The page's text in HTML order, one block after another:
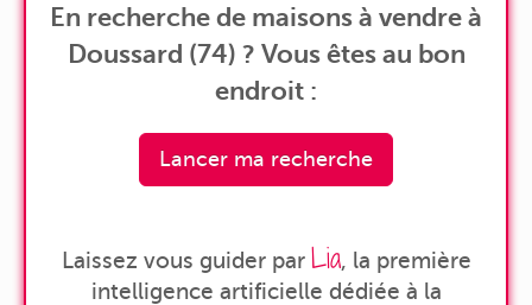
En recherche de maisons à vendre à
Doussard (74) ? Vous êtes au bon
endroit :
Lancer ma recherche
Laissez vous guider par Lia, la première
intelligence artificielle dédiée à la